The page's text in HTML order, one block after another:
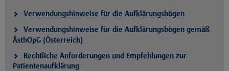
Verwendungshinweise für die Aufklärungsbögen
Verwendungshinweise für die Aufklärungsbögen gemäß
ÄsthOpG (Österreich)
Rechtliche Anforderungen und Empfehlungen zur
Patientenaufklärung